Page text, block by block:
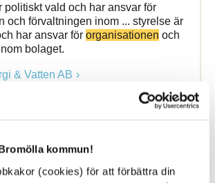
kommun!
(cookies) för att förbättra din
politiskt vald och har ansvar för
och förvaltningen inom ... styrelse är
har ansvar för organisationen och
bolaget.
& Vatten AB
2025